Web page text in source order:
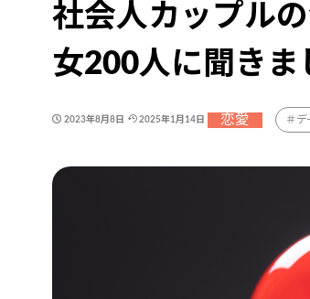
社会人カップル
女200人に聞きま
2023年8月8日 2025年1月14日 恋愛 デ